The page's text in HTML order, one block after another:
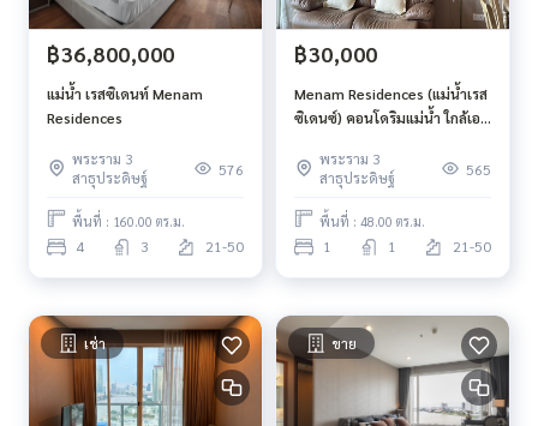
฿36,800,000
แม่น้ำ เรสซิเดนท์ Menam
Residences
พระราม 3
สาธุประดิษฐ์
576
พื้นที่ : 160.00 ตร.ม.
4 3 21-50
฿30,000
Menam Residences (แม่น้ำเรส
ซิเดนซ์) คอนโดริมแม่น้ำ ใกล้เอ
พระราม 3
สาธุประดิษฐ์
565
พื้นที่ : 48.00 ตร.ม.
1 1 21-50
เช่า ขาย